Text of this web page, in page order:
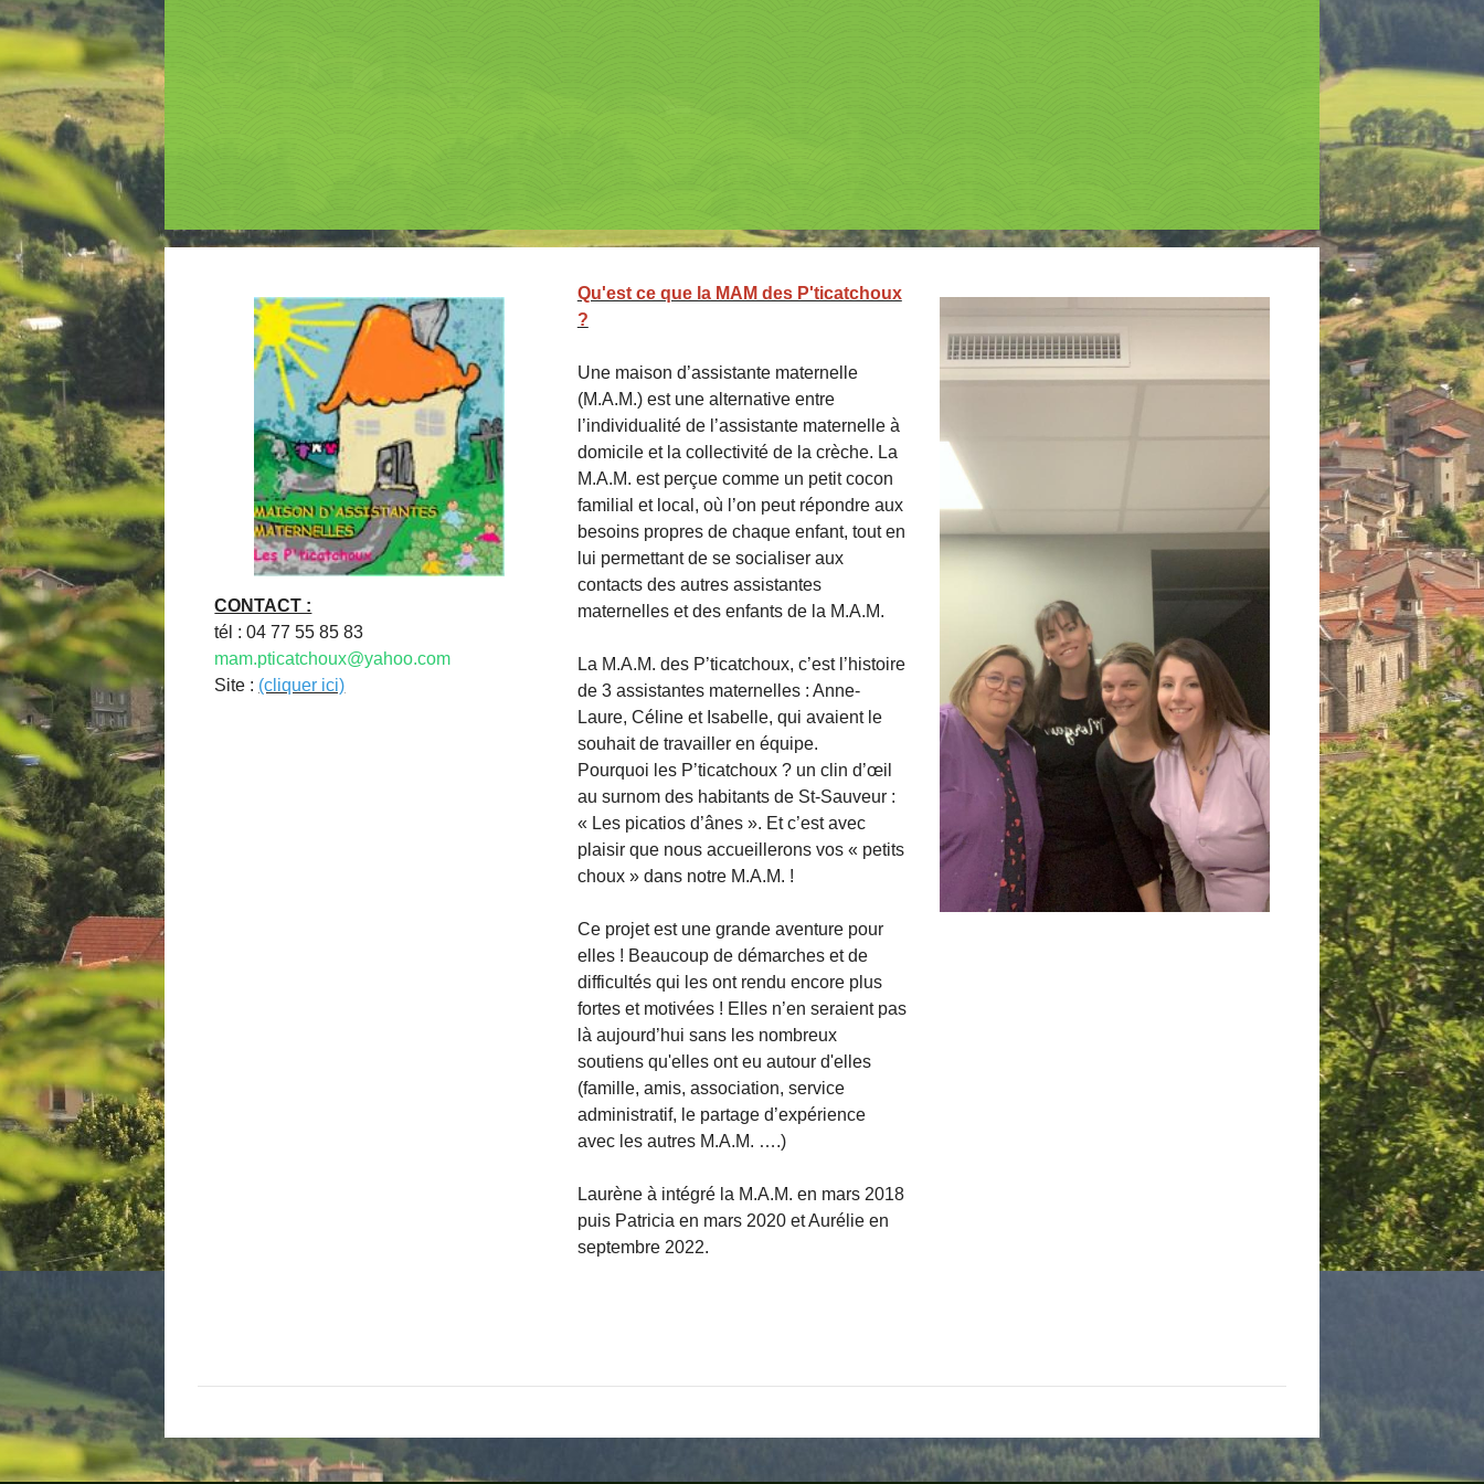
CONTACT :
tél : 04 77 55 85 83
mam.pticatchoux@yahoo.com
Site : (cliquer ici)
Qu'est ce que la MAM des P'ticatchoux
?
Une maison d’assistante maternelle
(M.A.M.) est une alternative entre
l’individualité de l’assistante maternelle à
domicile et la collectivité de la crèche. La
M.A.M. est perçue comme un petit cocon
familial et local, où l’on peut répondre aux
besoins propres de chaque enfant, tout en
lui permettant de se socialiser aux
contacts des autres assistantes
maternelles et des enfants de la M.A.M.
La M.A.M. des P’ticatchoux, c’est l’histoire
de 3 assistantes maternelles : Anne-
Laure, Céline et Isabelle, qui avaient le
souhait de travailler en équipe.
Pourquoi les P’ticatchoux ? un clin d’œil
au surnom des habitants de St-Sauveur :
« Les picatios d’ânes ». Et c’est avec
plaisir que nous accueillerons vos « petits
choux » dans notre M.A.M. !
Ce projet est une grande aventure pour
elles ! Beaucoup de démarches et de
difficultés qui les ont rendu encore plus
fortes et motivées ! Elles n’en seraient pas
là aujourd’hui sans les nombreux
soutiens qu'elles ont eu autour d'elles
(famille, amis, association, service
administratif, le partage d’expérience
avec les autres M.A.M. ….)
Laurène à intégré la M.A.M. en mars 2018
puis Patricia en mars 2020 et Aurélie en
septembre 2022.